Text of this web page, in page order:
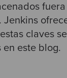
Jenkins
claves
en este blog.